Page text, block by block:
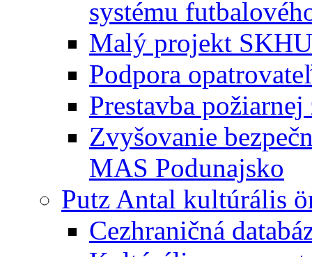
systému
Malý projekt
Podpora
Prestavba
Zvyšovanie
MAS Podunajsko
Putz Antal kultúrális
Cezhraničná